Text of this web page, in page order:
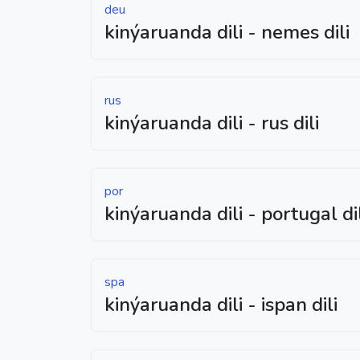
deu
kinýaruanda dili - nemes dili
rus
kinýaruanda dili - rus dili
por
kinýaruanda dili - portugal
spa
kinýaruanda dili - ispan dili